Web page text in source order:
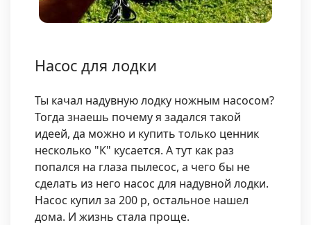
Насос для лодки
Ты качал надувную лодку ножным насосом?
Тогда знаешь почему я задался такой
идеей, да можно и купить только ценник
несколько "К" кусается. А тут как раз
попался на глаза пылесос, а чего бы не
сделать из него насос для надувной лодки.
Насос купил за 200 р, остальное нашел
дома. И жизнь стала проще.